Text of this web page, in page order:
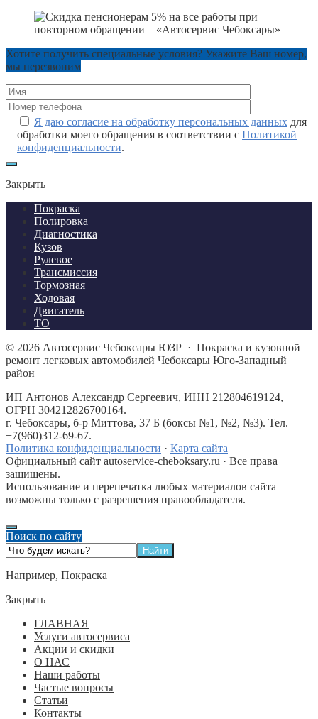
Хотите получить специальные условия? Укажите Ваш номер,
мы перезвоним
Я даю согласие на обработку персональных данных для
обработки моего обращения в соответствии с Политикой
конфиденциальности.
Закрыть
Покраска
Полировка
Диагностика
Кузов
Рулевое
Трансмиссия
Тормозная
Ходовая
Двигатель
ТО
© 2026 Автосервис Чебоксары ЮЗР · Покраска и кузовной
ремонт легковых автомобилей Чебоксары Юго-Западный
район
ИП Антонов Александр Сергеевич, ИНН 212804619124,
ОГРН 304212826700164.
г. Чебоксары, б-р Миттова, 37 Б (боксы №1, №2, №3). Тел.
+7(960)312-69-67.
Политика конфиденциальности · Карта сайта
Официальный сайт autoservice-cheboksary.ru · Все права
защищены.
Использование и перепечатка любых материалов сайта
возможны только с разрешения правообладателя.
Поиск по сайту
Например, Покраска
Закрыть
ГЛАВНАЯ
Услуги автосервиса
Акции и скидки
О НАС
Наши работы
Частые вопросы
Статьи
Контакты